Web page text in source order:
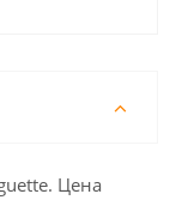
Цена